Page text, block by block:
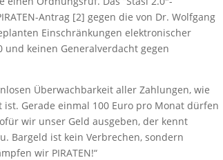
Antrag [2] gegen die von Dr. Wolfgang
Einschränkungen elektronischer
und keinen Generalverdacht gegen
Überwachbarkeit aller Zahlungen, wie
Gerade einmal 100 Euro pro Monat dürfen
wir unser Geld ausgeben, der kennt
Bargeld ist kein Verbrechen, sondern
wir PIRATEN!“